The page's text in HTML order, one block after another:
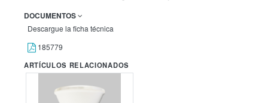
DOCUMENTOS
Descargue la ficha técnica
185779
ARTÍCULOS RELACIONADOS